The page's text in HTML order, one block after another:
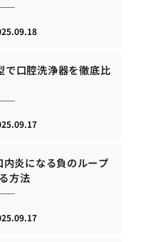
で口腔洗浄器を徹底比
炎になる負のループ
方法